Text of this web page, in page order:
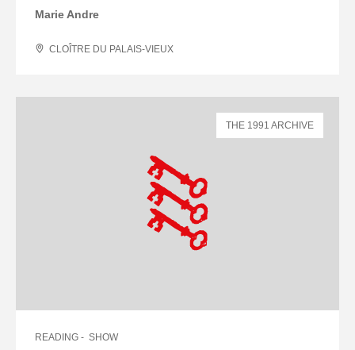
Marie Andre
CLOÎTRE DU PALAIS-VIEUX
READING SHOW
THE 1991 ARCHIVE